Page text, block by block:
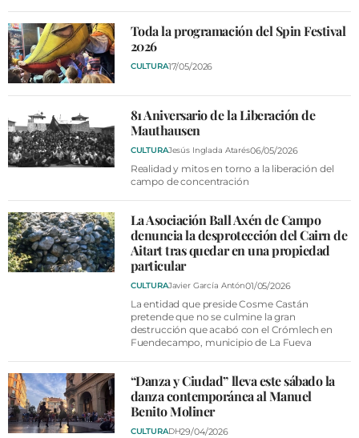
Toda la programación del Spin Festival
2026
CULTURA17/05/2026
81 Aniversario de la Liberación de
Mauthausen
CULTURAJesús Inglada Atarés06/05/2026
Realidad y mitos en torno a la liberación del
campo de concentración
La Asociación Ball Axén de Campo
denuncia la desprotección del Cairn de
Aitart tras quedar en una propiedad
particular
CULTURAJavier García Antón01/05/2026
La entidad que preside Cosme Castán
pretende que no se culmine la gran
destrucción que acabó con el Crómlech en
Fuendecampo, municipio de La Fueva
“Danza y Ciudad” lleva este sábado la
danza contemporánea al Manuel
Benito Moliner
CULTURADH29/04/2026